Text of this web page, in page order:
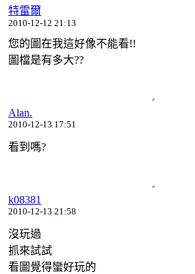
特雷爾
2010-12-12 21:13
您的圖在我這好像不能看!!
圖檔是有多大??
Alan.
2010-12-13 17:51
看到嗎?
k08381
2010-12-13 21:58
沒玩過
抓來試試
看圖覺得蠻好玩的